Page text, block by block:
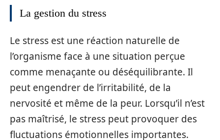
La gestion du stress
Le stress est une réaction naturelle de
l’organisme face à une situation perçue
comme menaçante ou déséquilibrante. Il
peut engendrer de l’irritabilité, de la
nervosité et même de la peur. Lorsqu’il n’est
pas maîtrisé, le stress peut provoquer des
fluctuations émotionnelles importantes.